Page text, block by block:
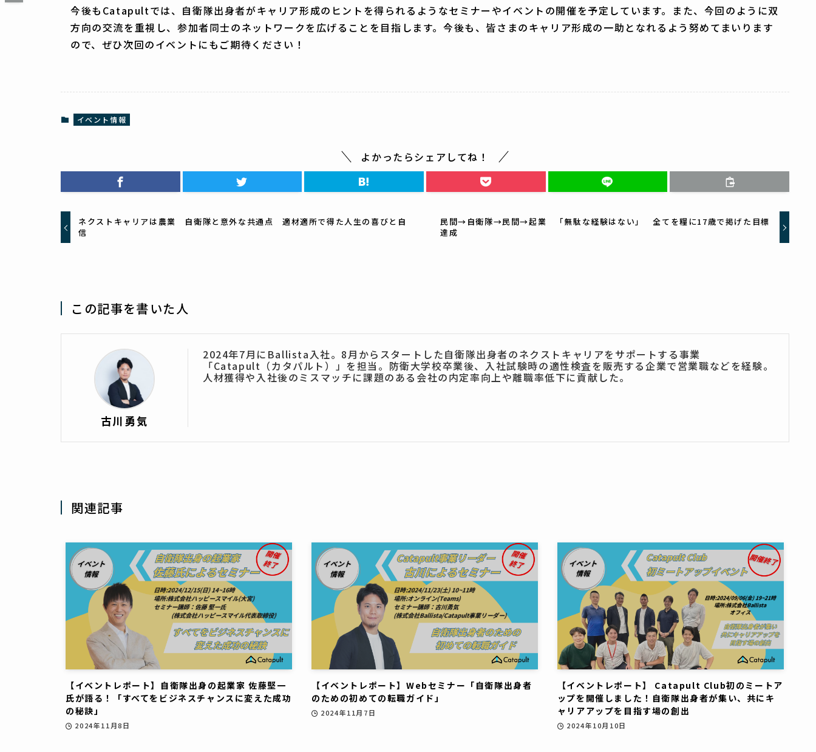
今後もCatapultでは、自衛隊出身者がキャリア形成のヒントを得られるようなセミナーやイベントの開催を予定しています。また、今回のように双
方向の交流を重視し、参加者同士のネットワークを広げることを目指します。今後も、皆さまのキャリア形成の一助となれるよう努めてまいります
ので、ぜひ次回のイベントにもご期待ください！
イベント情報
よかったらシェアしてね！
ネクストキャリアは農業 自衛隊と意外な共通点 適材適所で得た人生の喜びと自
信
民間→自衛隊→民間→起業 「無駄な経験はない」 全てを糧に17歳で掲げた目標
達成
この記事を書いた人
古川勇気
2024年7月にBallista入社。8月からスタートした自衛隊出身者のネクストキャリアをサポートする事業
「Catapult（カタパルト）」を担当。防衛大学校卒業後、入社試験時の適性検査を販売する企業で営業職などを経験。
人材獲得や入社後のミスマッチに課題のある会社の内定率向上や離職率低下に貢献した。
関連記事
【イベントレポート】自衛隊出身の起業家 佐藤堅一
氏が語る！「すべてをビジネスチャンスに変えた成功
の秘訣」
2024年11月8日
【イベントレポート】Webセミナー「自衛隊出身者
のための初めての転職ガイド」
2024年11月7日
【イベントレポート】 Catapult Club初のミートア
ップを開催しました！自衛隊出身者が集い、共にキ
ャリアアップを目指す場の創出
2024年10月10日